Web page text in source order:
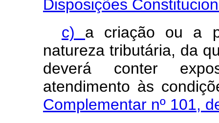
Disposições
c) a criação ou a
natureza tributária, da
deverá conter
atendimento às
Complementar nº 101,